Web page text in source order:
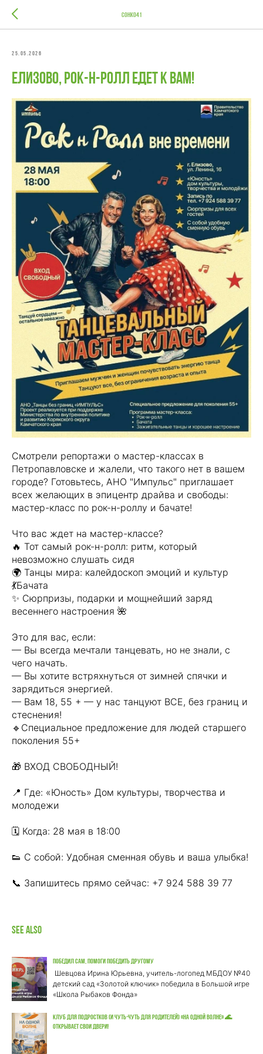
СОНКО41
25.05.2026
Елизово, рок-н-ролл едет к вам!
Смотрели репортажи о мастер-классах в
Петропавловске и жалели, что такого нет в вашем
городе? Готовьтесь, АНО "Импульс" приглашает
всех желающих в эпицентр драйва и свободы:
мастер-класс по рок-н-роллу и бачате!
Что вас ждет на мастер-классе?
🔥 Тот самый рок-н-ролл: ритм, который
невозможно слушать сидя
🌍 Танцы мира: калейдоскоп эмоций и культур
💃Бачата
✨ Сюрпризы, подарки и мощнейший заряд
весеннего настроения 🌺
Это для вас, если:
— Вы всегда мечтали танцевать, но не знали, с
чего начать.
— Вы хотите встряхнуться от зимней спячки и
зарядиться энергией.
— Вам 18, 55 + — у нас танцуют ВСЕ, без границ и
стеснения!
🔹Специальное предложение для людей старшего
поколения 55+
🎁 ВХОД СВОБОДНЫЙ!
📍 Где: «Юность» Дом культуры, творчества и
молодежи
🗓 Когда: 28 мая в 18:00
👟 С собой: Удобная сменная обувь и ваша улыбка!
📞 Запишитесь прямо сейчас: +7 924 588 39 77
See also
Победил сам, помоги победить другому
Шевцова Ирина Юрьевна, учитель-логопед МБДОУ №40
детский сад «Золотой ключик» победила в Большой игре
«Школа Рыбаков Фонда»
Клуб для подростков (и чуть-чуть для родителей) «На одной волне» 🌊
открывает свои двери!